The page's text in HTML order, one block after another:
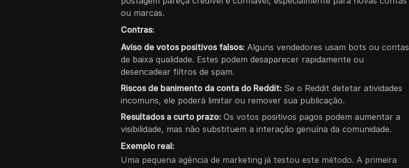
ou marcas.
Contras:
Aviso de votos positivos falsos: Alguns vendedores usam bots ou contas
de baixa qualidade. Estes podem desaparecer rapidamente ou
desencadear filtros de spam.
Riscos de banimento da conta do Reddit: Se o Reddit detetar atividades
incomuns, ele poderá limitar ou remover sua publicação.
Resultados a curto prazo: Os votos positivos pagos podem aumentar a
visibilidade, mas não substituem a interação genuína da comunidade.
Exemplo real:
Uma pequena agência de marketing já testou este método. A primeira